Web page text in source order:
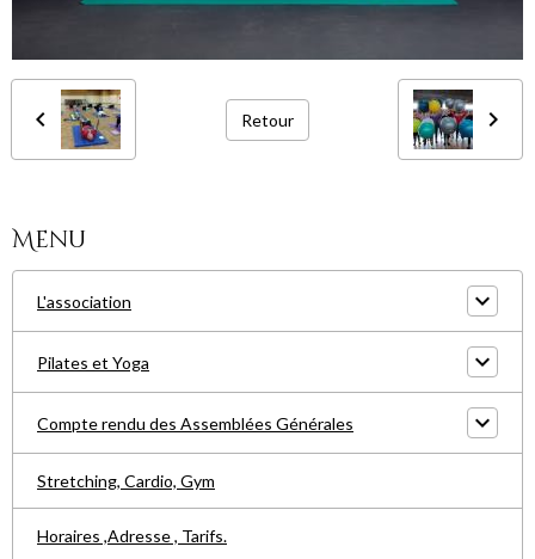
Retour
Menu
L'association
Pilates et Yoga
Compte rendu des Assemblées Générales
Stretching, Cardio, Gym
Horaires ,Adresse , Tarifs.